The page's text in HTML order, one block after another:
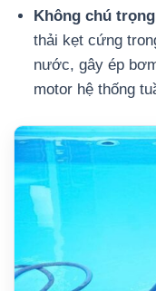
Không chú
thải kẹt cứng
nước, gây ép
motor hệ thống